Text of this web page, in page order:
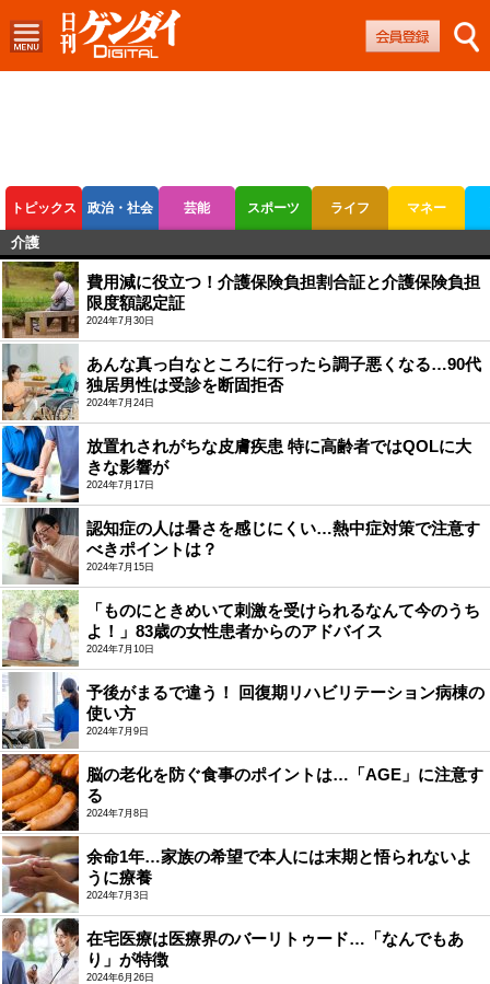
トピックス 政治・社会 芸能 スポーツ ライフ マネー
ボートレース
介護
費用減に役立つ！介護保険負担割合証と介護保険負担
限度額認定証
2024年7月30日
あんな真っ白なところに行ったら調子悪くなる…90代
独居男性は受診を断固拒否
2024年7月24日
放置れされがちな皮膚疾患 特に高齢者ではQOLに大
きな影響が
2024年7月17日
認知症の人は暑さを感じにくい…熱中症対策で注意す
べきポイントは？
2024年7月15日
「ものにときめいて刺激を受けられるなんて今のうち
よ！」83歳の女性患者からのアドバイス
2024年7月10日
予後がまるで違う！ 回復期リハビリテーション病棟の
使い方
2024年7月9日
脳の老化を防ぐ食事のポイントは…「AGE」に注意す
る
2024年7月8日
余命1年…家族の希望で本人には末期と悟られないよ
うに療養
2024年7月3日
在宅医療は医療界のバーリトゥード…「なんでもあ
り」が特徴
2024年6月26日